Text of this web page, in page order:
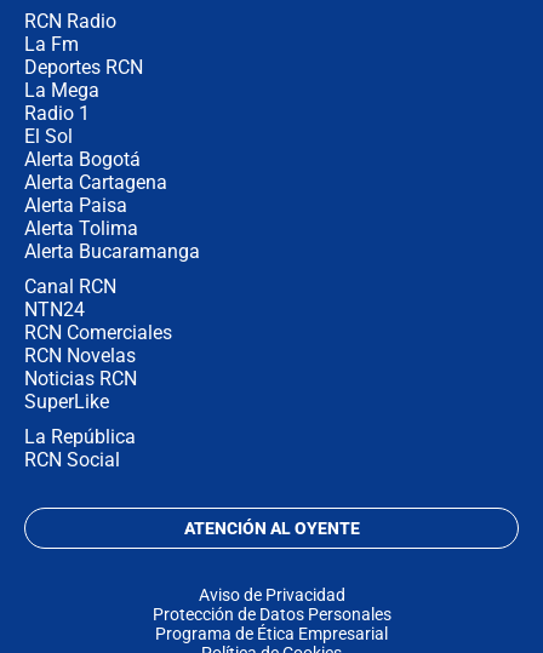
RCN Radio
La Fm
Deportes RCN
La Mega
Radio 1
El Sol
Alerta Bogotá
Alerta Cartagena
Alerta Paisa
Alerta Tolima
Alerta Bucaramanga
Canal RCN
NTN24
RCN Comerciales
RCN Novelas
Noticias RCN
SuperLike
La República
RCN Social
ATENCIÓN AL OYENTE
Aviso de Privacidad
Protección de Datos Personales
Programa de Ética Empresarial